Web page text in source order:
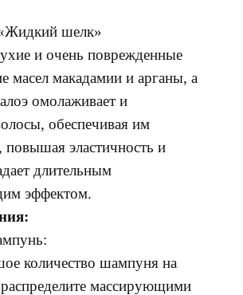
шелк»
и очень поврежденные
масел макадамии и арганы, а
омолаживает и
обеспечивая им
повышая эластичность и
длительным
эффектом.
количество шампуня на
массирующими